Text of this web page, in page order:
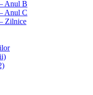
Anul B
Anul C
Zilnice